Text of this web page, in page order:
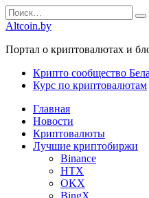
Перейти
к
содержанию
Search
for:
Altcoin.by
Портал о криптовалютах и
Крипто сообщество
Курс по криптовалютам
Главная
Новости
Криптовалюты
Лучшие криптобиржи
Binance
HTX
OKX
BingX